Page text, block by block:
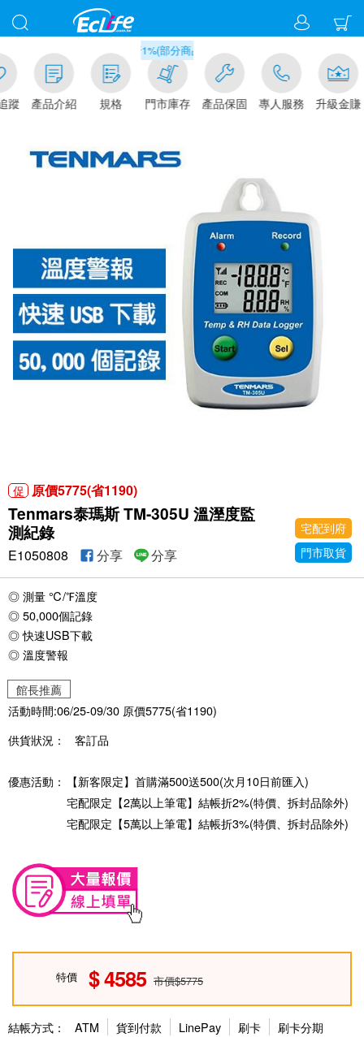
蹤 產品介紹 規格
滿千元門市取貨現折1%(部分商品不適用)-請點我看
門市庫存 產品保固 專人服務 升級金賺
促 原價5775(省1190)
Tenmars泰瑪斯 TM-305U 溫溼度監
測紀錄
宅配到府
門市取貨
E1050808 分享 分享
◎ 測量 ℃/℉溫度
◎ 50,000個記錄
◎ 快速USB下載
◎ 溫度警報
館長推薦
活動時間:06/25-09/30 原價5775(省1190)
供貨狀況：
客訂品
優惠活動：
【新客限定】首購滿500送500(次月10日前匯入)
宅配限定【2萬以上筆電】結帳折2%(特價、拆封品除外)
宅配限定【5萬以上筆電】結帳折3%(特價、拆封品除外)
特價 4585 市價$5775
結帳方式： ATM 貨到付款 LinePay 刷卡 刷卡分期